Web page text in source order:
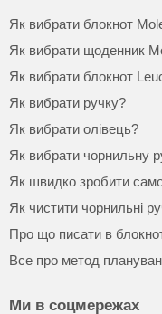
Як вибрати блокнот
Як вибрати щоденник
Як вибрати блокнот
Як вибрати ручку?
Як вибрати олівець?
Як вибрати чорнильну
Як швидко зробити
Як чистити чорнильні
Про що писати в
Все про метод
Ми в соцмережах